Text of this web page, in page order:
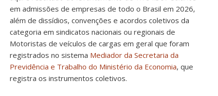
em admissões de empresas de todo o Brasil em 2026,
além de dissídios, convenções e acordos coletivos da
categoria em sindicatos nacionais ou regionais de
Motoristas de veículos de cargas em geral que foram
registrados no sistema Mediador da Secretaria da
Previdência e Trabalho do Ministério da Economia, que
registra os instrumentos coletivos.